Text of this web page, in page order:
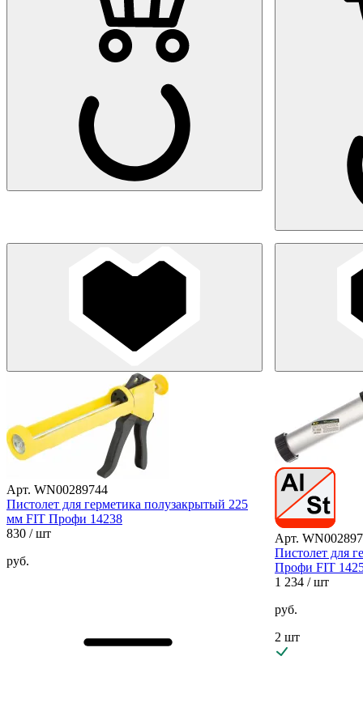
Арт. WN00289744
Пистолет для герметика полузакрытый 225
мм FIT Профи 14238
830 / шт
руб.
Арт.
Пистолет для
Профи FIT
1 234 / шт
руб.
2 шт